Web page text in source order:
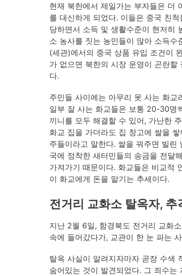
현재 북한에서 제일가는 부자들은 더
를 대신하게 되었다. 이들은 중국 친
당하면서 소득 및 생활수준이 현저히
소 농사를 짓는 농민들이 많아 소득
(세관)에서의 중국 상품 유입 조건이
가 없으면 북한의 시장 운영이 곤란
다.
주민들 사이에는 아무리 못 사는 화
일부 잘 사는 화교들은 보통 20-30명
끼니를 모두 해결할 수 있어, 가난한
화교 집을 가더라도 집 창고에 쌀을
주들이라고 말한다. 쌀을 꿔주면 빌
국에 정착한 새터민들의 송금을 전달
가져가기 때문이다. 화교들은 비교적
이 화교에게 돈을 맡기는 추세이다.
전거리 교화소 탈옥자, 추
지난 2월 6일, 함경북도 전거리 교화
속에 들어갔다가, 교관이 한 눈 파는
탈옥 사실이 알려지자마자 곧장 수색
숨어있는 것이 발견되었다. 그 죄수